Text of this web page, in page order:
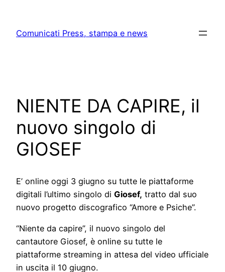
content
Comunicati Press, stampa e news
NIENTE DA CAPIRE, il
nuovo singolo di
GIOSEF
E’ online oggi 3 giugno su tutte le piattaforme
digitali l’ultimo singolo di Giosef, tratto dal suo
nuovo progetto discografico “Amore e Psiche”.
“Niente da capire”, il nuovo singolo del
cantautore Giosef, è online su tutte le
piattaforme streaming in attesa del video ufficiale
in uscita il 10 giugno.